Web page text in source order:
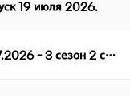
19 июля 2026.
- 3 сезон 2 с…